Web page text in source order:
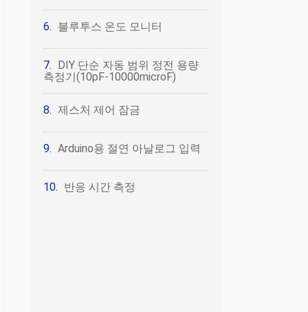
블루투스 온도 모니터
DIY 단순 자동 범위 정전 용량
측정기(10pF-10000microF)
제스처 제어 잠금
Arduino용 절연 아날로그 입력
반응 시간 측정